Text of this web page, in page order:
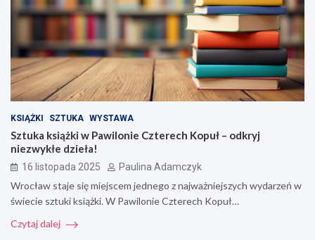
KSIĄŻKI SZTUKA WYSTAWA
Sztuka książki w Pawilonie Czterech Kopuł – odkryj
niezwykłe dzieła!
16 listopada 2025 Paulina Adamczyk
Wrocław staje się miejscem jednego z najważniejszych wydarzeń w
świecie sztuki książki. W Pawilonie Czterech Kopuł…
Czytaj dalej